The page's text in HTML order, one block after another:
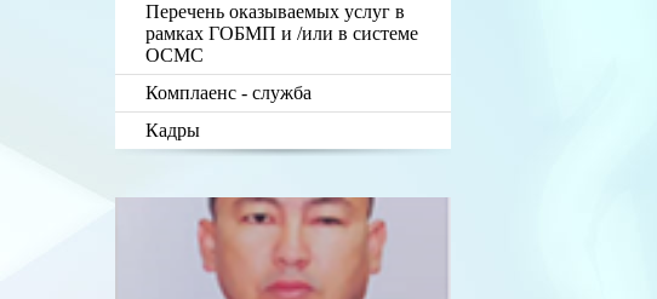
Перечень оказываемых услуг в
рамках ГОБМП и /или в системе
ОСМС
Комплаенс - служба
Кадры